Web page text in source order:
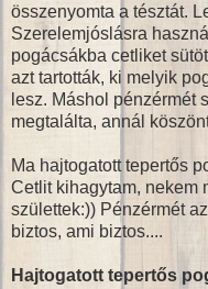
összenyomta a tésztát.
Szerelemjóslásra
pogácsákba cetliket
azt tartották, ki melyik
lesz. Máshol pénzérmét
megtalálta, annál
Ma hajtogatott tepertős
Cetlit kihagytam, nekem
születtek:)) Pénzérmét
biztos, ami biztos....
Hajtogatott tepertős